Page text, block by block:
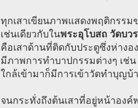
ทุกเสาเขียนภาพแสดงพฤติกรรม
เช่นเดียวกับในพระอุโบสถ วัดบว
คือเสาด้านที่ติดกับประตูซึ่งห่างอ
มีภาพการทำบาปกรรมต่างๆ เช่
ใกล้เข้ามาก็มีการเข้าวัดทำบุญบ้
จนกระทั่งถึงต้นเสาที่อยู่หน้าองค์